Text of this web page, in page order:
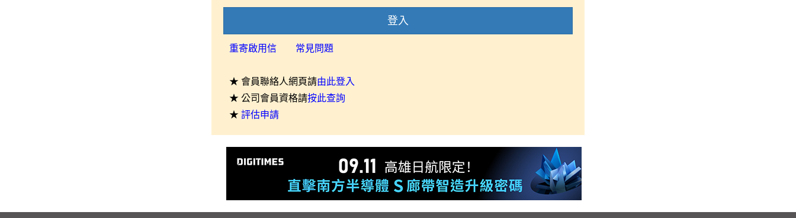
登入
重寄啟用信 常見問題
★ 會員聯絡人網頁請由此登入
★ 公司會員資格請按此查詢
★ 評估申請